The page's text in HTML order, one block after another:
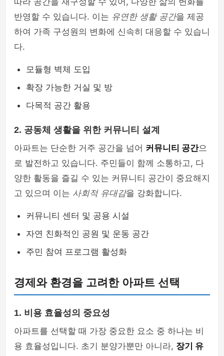
반영할 수 있습니다. 이는 유연한 생활 공간을 제공
하여 가족 구성원의 변화에 신속히 대응할 수 있습니
다.
모듈형 벽체 도입
확장 가능한 거실 및 방
다목적 공간 활용
2. 공동체 생활을 위한 커뮤니티 설계
아파트는 단순한 거주 공간을 넘어 커뮤니티 공간으
로 발전하고 있습니다. 주민들이 함께 소통하고, 다
양한 활동을 즐길 수 있는 커뮤니티 공간이 중요해지
고 있으며 이는 사회적 유대감을 강화합니다.
커뮤니티 센터 및 공용 시설
자연 친화적인 공원 및 운동 공간
주민 참여 프로그램 활성화
경제와 환경을 고려한 아파트 선택
1. 비용 효율성의 중요성
아파트를 선택할 때 가장 중요한 요소 중 하나는 비
용 효율성입니다. 초기 분양가뿐만 아니라, 장기 유